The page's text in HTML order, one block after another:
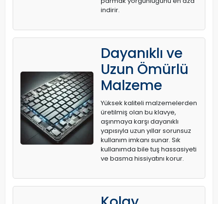
indirir.
Dayanıklı ve
Uzun Ömürlü
Malzeme
Yüksek kaliteli malzemelerden
üretilmiş olan bu klavye,
aşınmaya karşı dayanıklı
yapısıyla uzun yıllar sorunsuz
kullanım imkanı sunar. Sık
kullanımda bile tuş hassasiyeti
ve basma hissiyatını korur.